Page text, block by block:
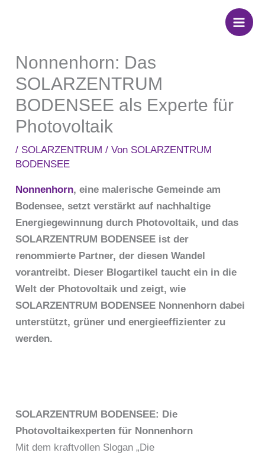
Nonnenhorn: Das
SOLARZENTRUM
BODENSEE als Experte für
Photovoltaik
/ SOLARZENTRUM / Von SOLARZENTRUM
BODENSEE
Nonnenhorn, eine malerische Gemeinde am
Bodensee, setzt verstärkt auf nachhaltige
Energiegewinnung durch Photovoltaik, und das
SOLARZENTRUM BODENSEE ist der
renommierte Partner, der diesen Wandel
vorantreibt. Dieser Blogartikel taucht ein in die
Welt der Photovoltaik und zeigt, wie
SOLARZENTRUM BODENSEE Nonnenhorn dabei
unterstützt, grüner und energieeffizienter zu
werden.
SOLARZENTRUM BODENSEE: Die
Photovoltaikexperten für Nonnenhorn
Mit dem kraftvollen Slogan „Die